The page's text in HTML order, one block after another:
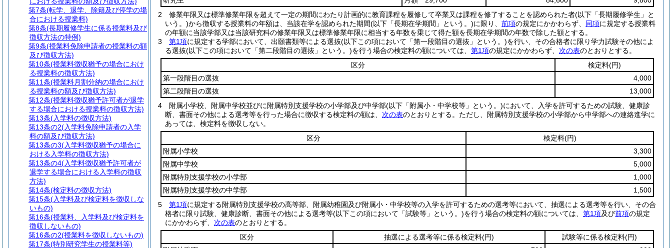
2
修業年限又は標準修業年限を超えて一定の期間にわたり計画的に教育課程を履修して卒業又は課程を修了することを認められた者(以下「長期履修学生」と
いう。)から徴収する授業料の年額は、当該在学を認められた期間(以下「長期在学期間」という。)に限り、 前項の規定にかかわらず、 同項に規定する授業料
の年額に当該学部又は当該研究科の修業年限又は標準修業年限に相当する年数を乗じて得た額を長期在学期間の年数で除した額とする。
3
第1項に規定する学部において、出願書類等による選抜(以下この項において「第一段階目の選抜」という。)を行い、その合格者に限り学力試験その他によ
る選抜(以下この項において「第二段階目の選抜」という。)を行う場合の検定料の額については、 第1項の規定にかかわらず、 次の表のとおりとする。
区分
検定料(円)
第一段階目の選抜
4,000
第二段階目の選抜
13,000
4
附属小学校、附属中学校並びに附属特別支援学校の小学部及び中学部(以下「附属小・中学校等」という。)において、入学を許可するための試験、健康診
断、書面その他による選考等を行った場合に徴収する検定料の額は、 次の表のとおりとする。 ただし、附属特別支援学校の小学部から中学部への連絡進学に
あっては、検定料を徴収しない。
区分
検定料(円)
附属小学校
3,300
附属中学校
5,000
附属特別支援学校の小学部
1,000
附属特別支援学校の中学部
1,500
5
第1項に規定する附属特別支援学校の高等部、附属幼稚園及び附属小・中学校等の入学を許可するための選考等において、抽選による選考等を行い、その合
格者に限り試験、健康診断、書面その他による選考等(以下この項において「試験等」という。)を行う場合の検定料の額については、 第1項及び前項の規定
にかかわらず、 次の表のとおりとする。
区分
抽選による選考等に係る検定料(円) 試験等に係る検定料(円)
第7条(転学、退学、除籍及び停学の場
合における授業料)
第8条(長期履修学生に係る授業料及び
徴収方法の特例)
第9条(授業料免除申請者の授業料の額
及び徴収方法)
第10条(授業料徴収猶予の場合におけ
る授業料の徴収方法)
第11条(授業料月割分納の場合におけ
る授業料の額及び徴収方法)
第12条(授業料徴収猶予許可者が退学
する場合における授業料の徴収方法)
第13条(入学料の徴収方法)
第13条の2(入学料免除申請者の入学
料の額及び徴収方法)
第13条の3(入学料徴収猶予の場合に
おける入学料の徴収方法)
第13条の4(入学料徴収猶予許可者が
退学する場合における入学料の徴収
方法)
第14条(検定料の徴収方法)
第15条(入学料及び検定料を徴収しな
いもの)
第16条(授業料、入学料及び検定料を
徴収しないもの)
第16条の2(授業料を徴収しないもの)
第17条(特別研究学生の授業料等)